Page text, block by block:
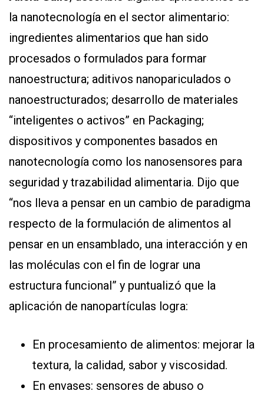
la nanotecnología en el sector alimentario:
ingredientes alimentarios que han sido
procesados o formulados para formar
nanoestructura; aditivos nanopariculados o
nanoestructurados; desarrollo de materiales
“inteligentes o activos” en Packaging;
dispositivos y componentes basados en
nanotecnología como los nanosensores para
seguridad y trazabilidad alimentaria. Dijo que
“nos lleva a pensar en un cambio de paradigma
respecto de la formulación de alimentos al
pensar en un ensamblado, una interacción y en
las moléculas con el fin de lograr una
estructura funcional” y puntualizó que la
aplicación de nanopartículas logra:
En procesamiento de alimentos: mejorar la
textura, la calidad, sabor y viscosidad.
En envases: sensores de abuso o